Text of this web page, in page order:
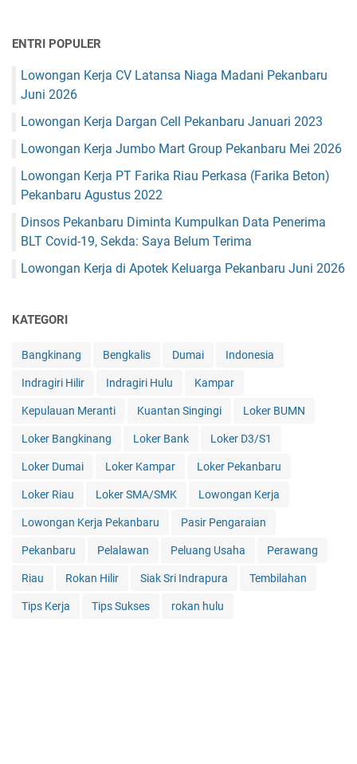
ENTRI POPULER
Lowongan Kerja CV Latansa Niaga Madani Pekanbaru
Juni 2026
Lowongan Kerja Dargan Cell Pekanbaru Januari 2023
Lowongan Kerja Jumbo Mart Group Pekanbaru Mei 2026
Lowongan Kerja PT Farika Riau Perkasa (Farika Beton)
Pekanbaru Agustus 2022
Dinsos Pekanbaru Diminta Kumpulkan Data Penerima
BLT Covid-19, Sekda: Saya Belum Terima
Lowongan Kerja di Apotek Keluarga Pekanbaru Juni 2026
KATEGORI
Bangkinang Bengkalis Dumai Indonesia
Indragiri Hilir Indragiri Hulu Kampar
Kepulauan Meranti Kuantan Singingi Loker BUMN
Loker Bangkinang Loker Bank Loker D3/S1
Loker Dumai Loker Kampar Loker Pekanbaru
Loker Riau Loker SMA/SMK Lowongan Kerja
Lowongan Kerja Pekanbaru Pasir Pengaraian
Pekanbaru Pelalawan Peluang Usaha Perawang
Riau Rokan Hilir Siak Sri Indrapura Tembilahan
Tips Kerja Tips Sukses rokan hulu